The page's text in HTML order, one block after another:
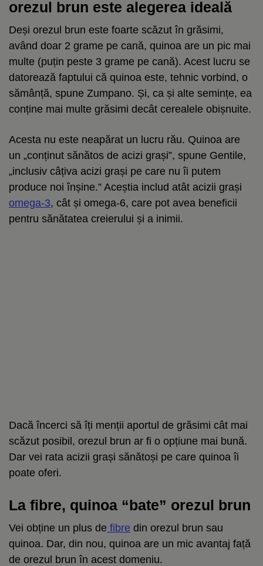
orezul brun este alegerea ideală
Deși orezul brun este foarte scăzut în grăsimi,
având doar 2 grame pe cană, quinoa are un pic mai
multe (puțin peste 3 grame pe cană). Acest lucru se
datorează faptului că quinoa este, tehnic vorbind, o
sămânță, spune Zumpano. Și, ca și alte semințe, ea
conține mai multe grăsimi decât cerealele obișnuite.
Acesta nu este neapărat un lucru rău. Quinoa are
un „conținut sănătos de acizi grași”, spune Gentile,
„inclusiv câțiva acizi grași pe care nu îi putem
produce noi înșine.” Aceștia includ atât acizii grași
omega-3, cât și omega-6, care pot avea beneficii
pentru sănătatea creierului și a inimii.
Dacă încerci să îți menții aportul de grăsimi cât mai
scăzut posibil, orezul brun ar fi o opțiune mai bună.
Dar vei rata acizii grași sănătoși pe care quinoa îi
poate oferi.
La fibre, quinoa “bate” orezul brun
Vei obține un plus de fibre din orezul brun sau
quinoa. Dar, din nou, quinoa are un mic avantaj față
de orezul brun în acest domeniu.